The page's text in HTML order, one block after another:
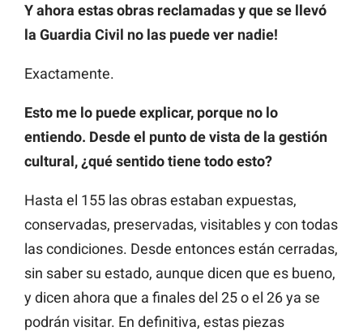
Y ahora estas obras reclamadas y que se llevó
la Guardia Civil no las puede ver nadie!
Exactamente.
Esto me lo puede explicar, porque no lo
entiendo. Desde el punto de vista de la gestión
cultural, ¿qué sentido tiene todo esto?
Hasta el 155 las obras estaban expuestas,
conservadas, preservadas, visitables y con todas
las condiciones. Desde entonces están cerradas,
sin saber su estado, aunque dicen que es bueno,
y dicen ahora que a finales del 25 o el 26 ya se
podrán visitar. En definitiva, estas piezas